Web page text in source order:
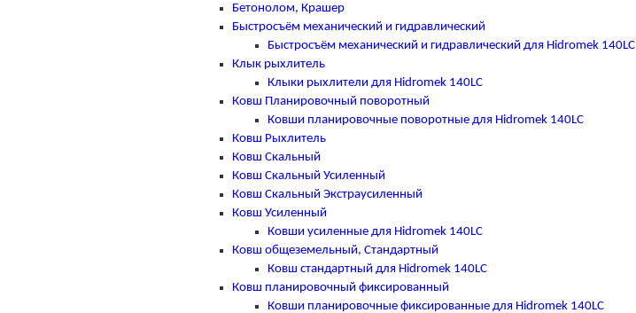
Бетонолом, Крашер
Быстросъём механический и гидравлический
Быстросъём механический и гидравлический для Hidromek 140LC
Клык рыхлитель
Клыки рыхлители для Hidromek 140LC
Ковш Планировочный поворотный
Ковши планировочные поворотные для Hidromek 140LC
Ковш Рыхлитель
Ковш Скальный
Ковш Скальный Усиленный
Ковш Скальный Экстраусиленный
Ковш Усиленный
Ковши усиленные для Hidromek 140LC
Ковш общеземельный, Стандартный
Ковш стандартный для Hidromek 140LC
Ковш планировочный фиксированный
Ковши планировочные фиксированные для Hidromek 140LC